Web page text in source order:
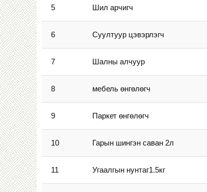
5 Шил арчигч
6 Суултуур цэвэрлэгч
7 Шалны алчуур
8 мебель өнгөлөгч
9 Паркет өнгөлөгч
10 Гарын шингэн саван 2л
11 Угаалгын нунтаг1.5кг